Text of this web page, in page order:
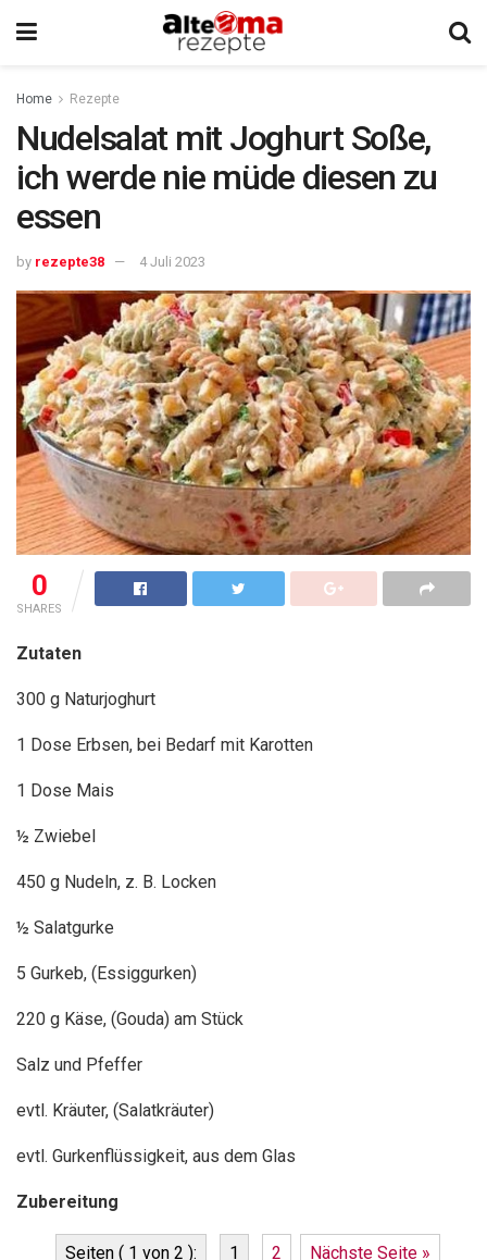
Home Rezepte
Nudelsalat mit Joghurt Soße,
ich werde nie müde diesen zu
essen
by rezepte38 4 Juli 2023
0
SHARES
Zutaten
300 g Naturjoghurt
1 Dose Erbsen, bei Bedarf mit Karotten
1 Dose Mais
½ Zwiebel
450 g Nudeln, z. B. Locken
½ Salatgurke
5 Gurkeb, (Essiggurken)
220 g Käse, (Gouda) am Stück
Salz und Pfeffer
evtl. Kräuter, (Salatkräuter)
evtl. Gurkenflüssigkeit, aus dem Glas
Zubereitung
Seiten ( 1 von 2 ): 1 2 Nächste Seite »